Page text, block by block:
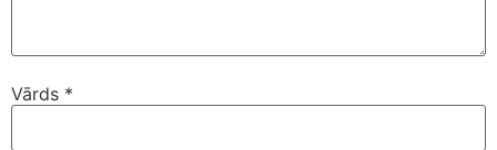
Vārds *